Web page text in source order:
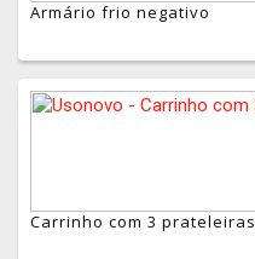
Armário frio negativo
Carrinho com 3 prateleiras